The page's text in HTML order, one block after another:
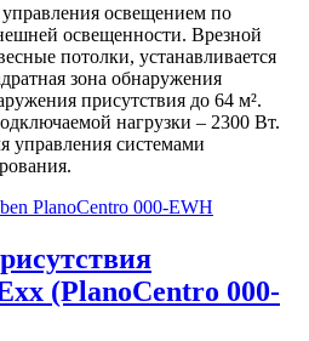
освещением по
освещенности. Врезной
потолки, устанавливается
зона обнаружения
присутствия до 64 м².
нагрузки – 2300 Вт.
управления системами
(PlanoCentro 000-